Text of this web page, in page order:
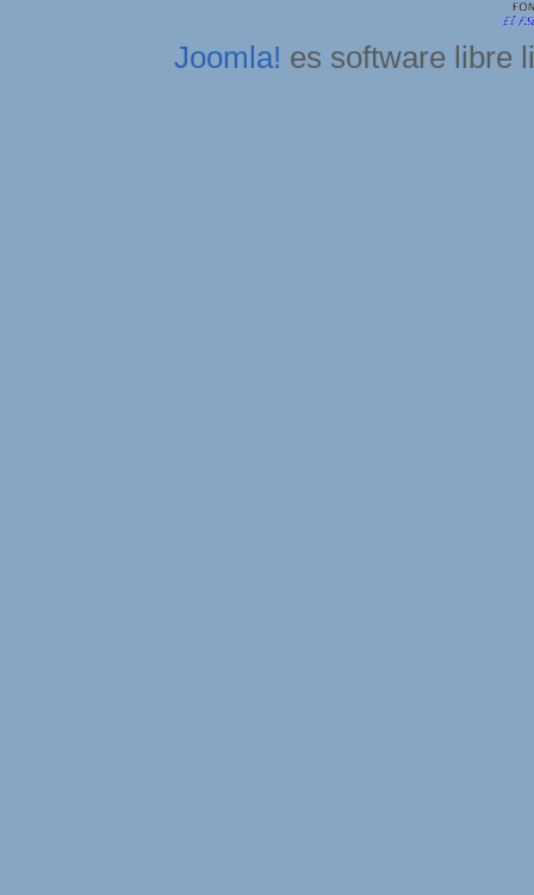
Joomla! es software libre